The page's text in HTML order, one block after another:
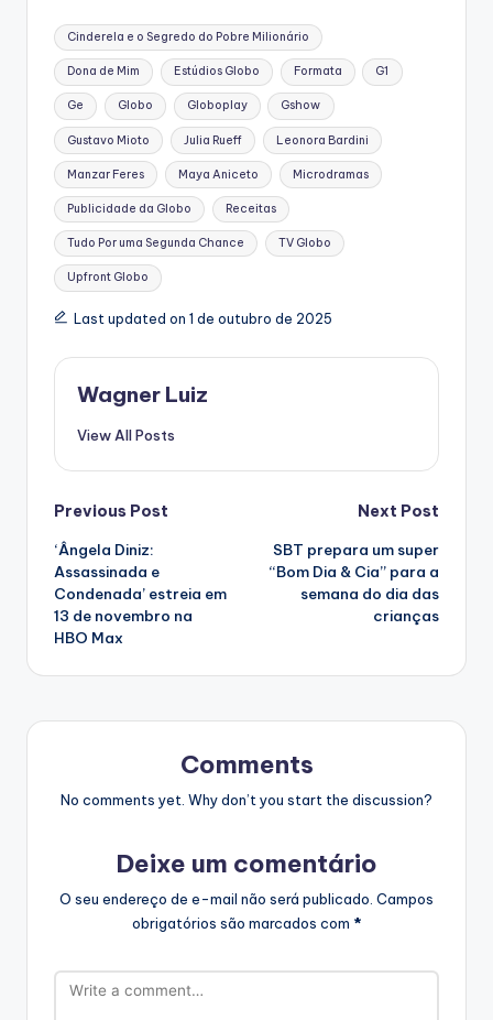
Tags:
Cinderela e o Segredo do Pobre Milionário
Dona de Mim Estúdios Globo Formata G1
Ge Globo Globoplay Gshow
Gustavo Mioto Julia Rueff Leonora Bardini
Manzar Feres Maya Aniceto Microdramas
Publicidade da Globo Receitas
Tudo Por uma Segunda Chance TV Globo
Upfront Globo
Last updated on 1 de outubro de 2025
Wagner Luiz
View All Posts
Post
navigation
Previous Post
‘Ângela Diniz:
Assassinada e
Condenada’ estreia em
13 de novembro na
HBO Max
Next Post
SBT prepara um super
“Bom Dia & Cia” para a
semana do dia das
crianças
Comments
No comments yet. Why don’t you start the discussion?
Deixe um comentário
O seu endereço de e-mail não será publicado. Campos
obrigatórios são marcados com *